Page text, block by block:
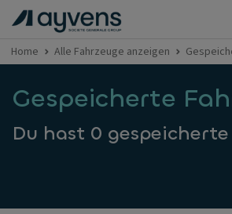
Home Alle Fahrzeuge anzeigen
Gespeicherte
Du hast 0